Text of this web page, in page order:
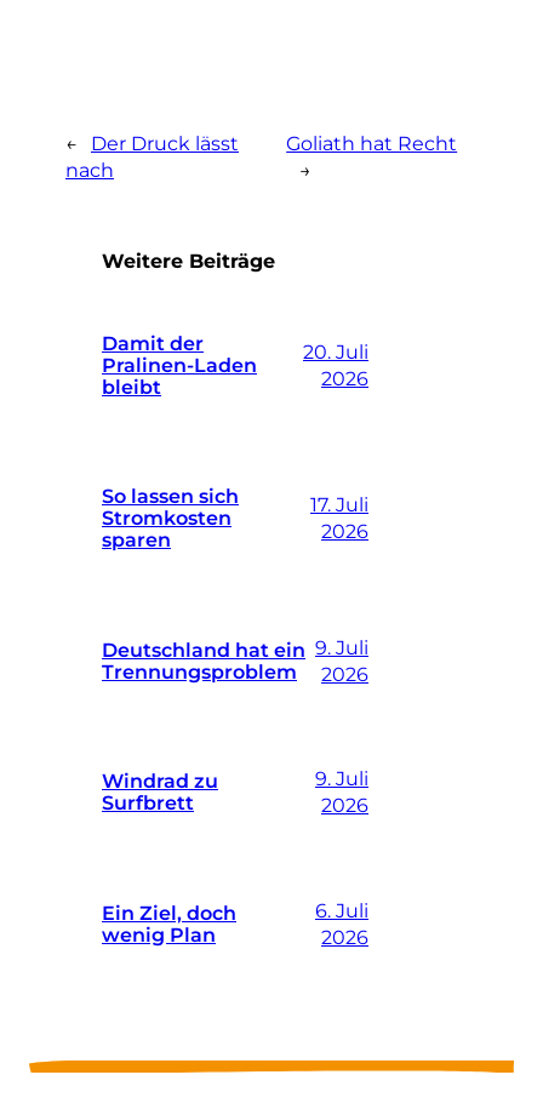
←
Der Druck lässt
nach
Goliath hat Recht
→
Weitere Beiträge
Damit der
Pralinen-Laden
bleibt
20. Juli
2026
So lassen sich
Stromkosten
sparen
17. Juli
2026
Deutschland hat ein
Trennungsproblem
9. Juli
2026
Windrad zu
Surfbrett
9. Juli
2026
Ein Ziel, doch
wenig Plan
6. Juli
2026